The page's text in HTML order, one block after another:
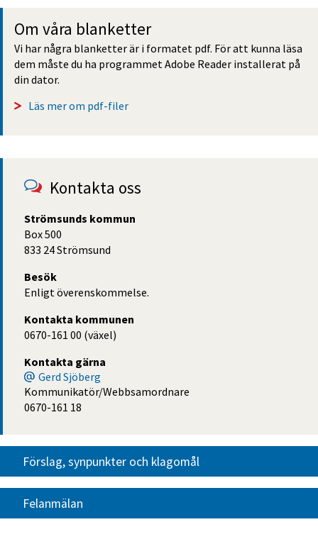
Om våra blanketter
Vi har några blanketter är i formatet pdf. För att kunna läsa
dem måste du ha programmet Adobe Reader installerat på
din dator.
Läs mer om pdf-filer
Kontakta oss
Strömsunds kommun
Box 500
833 24 Strömsund
Besök
Enligt överenskommelse.
Kontakta kommunen
0670-161 00 (växel)
Kontakta gärna
Gerd Sjöberg
Kommunikatör/Webbsamordnare
0670-161 18
Förslag, synpunkter och klagomål
Felanmälan